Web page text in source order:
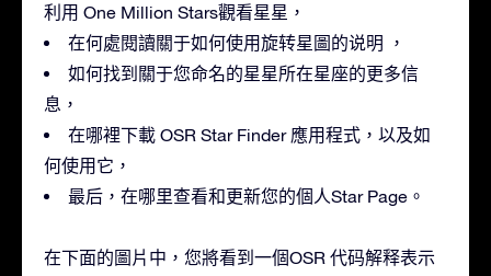
利用 One Million Stars觀看星星，
在何處閱讀關于如何使用旋转星圖的说明 ，
如何找到關于您命名的星星所在星座的更多信
息，
在哪裡下載 OSR Star Finder 應用程式，以及如
何使用它，
最后，在哪里查看和更新您的個人Star Page。
在下面的圖片中，您將看到一個OSR 代码解释表示